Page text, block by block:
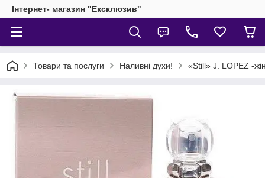
Інтернет- магазин "Ексклюзив"
Товари та послуги Наливні духи! «Still» J. LOPEZ -